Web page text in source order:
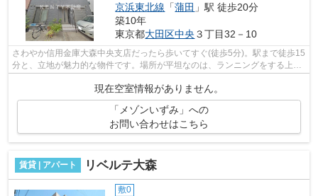
京浜東北線 「蒲田 」駅 徒歩20分
築10年
東京都大田区中央 ３丁目32－10
さわやか信用金庫大森中央支店だったら歩いてすぐ(徒歩5分)。駅まで徒歩15
分と、立地が魅力的な物件です。場所が平坦なのは、ランニングをする上で
現在空室情報がありません。
「メゾンいずみ」への
お問い合わせはこちら
賃貸 | アパート リベルテ大森
敷0